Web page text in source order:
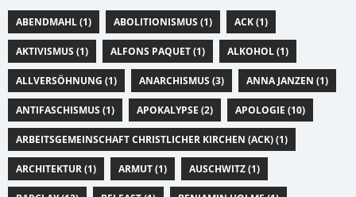
ABENDMAHL (1) ABOLITIONISMUS (1) ACK (1)
AKTIVISMUS (1) ALFONS PAQUET (1) ALKOHOL (1)
ALLVERSÖHNUNG (1) ANARCHISMUS (3) ANNA JANZEN (1)
ANTIFASCHISMUS (1) APOKALYPSE (2) APOLOGIE (10)
ARBEITSGEMEINSCHAFT CHRISTLICHER KIRCHEN (ACK) (1)
ARCHITEKTUR (1) ARMUT (1) AUSCHWITZ (1)